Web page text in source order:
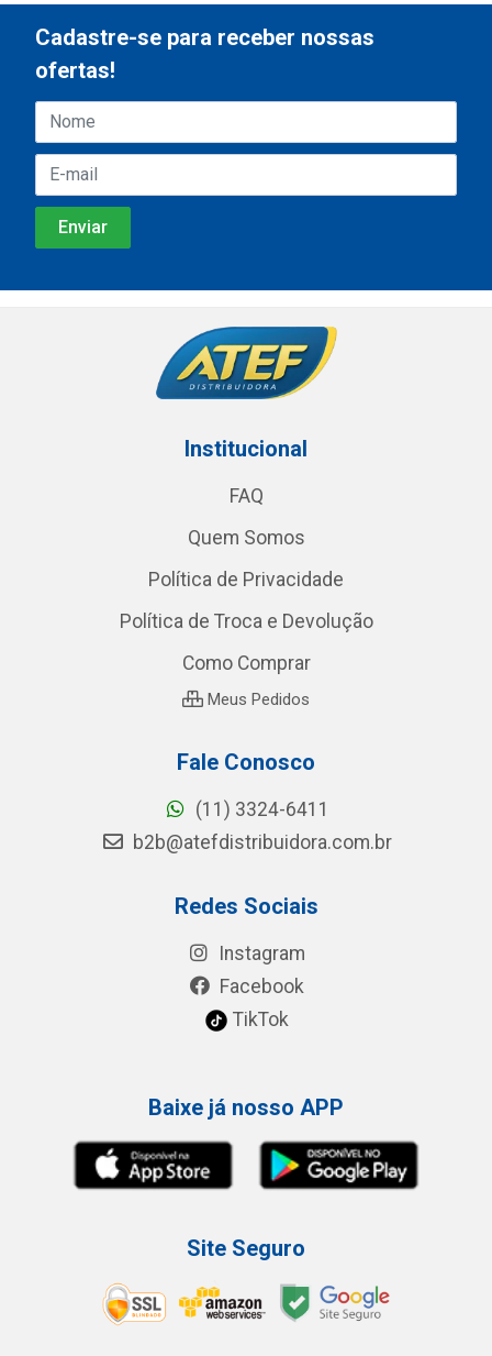
Cadastre-se para receber nossas
ofertas!
Institucional
FAQ
Quem Somos
Política de Privacidade
Política de Troca e Devolução
Como Comprar
Meus Pedidos
Fale Conosco
(11) 3324-6411
b2b@atefdistribuidora.com.br
Redes Sociais
Instagram
Facebook
TikTok
Baixe já nosso APP
Site Seguro